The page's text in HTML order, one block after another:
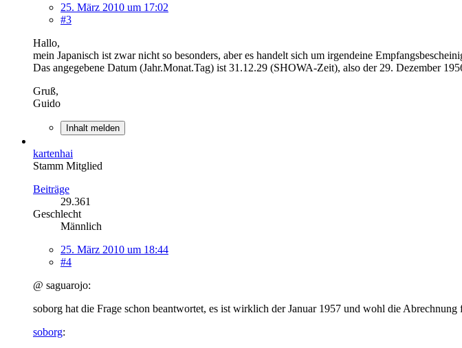
25. März 2010 um 17:02
#3
Hallo,
mein Japanisch ist zwar nicht so besonders, aber es handelt sich um irgendeine
Das angegebene Datum (Jahr.Monat.Tag) ist 31.12.29 (SHOWA-Zeit), also der 29. Dezember
Gruß,
Guido
Inhalt melden
kartenhai
Stamm Mitglied
Beiträge
29.361
Geschlecht
Männlich
25. März 2010 um 18:44
#4
@ saguarojo:
soborg hat die Frage schon beantwortet, es ist wirklich der Januar 1957 und wohl die
soborg: